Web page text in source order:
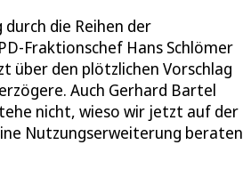
die Reihen der
Fraktionschef Hans Schlömer
über den plötzlichen Vorschlag
Auch Gerhard Bartel
nicht, wieso wir jetzt auf der
Nutzungserweiterung beraten